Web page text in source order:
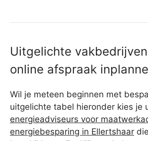
Uitgelichte
online afspraak
Wil je meteen beginnen met
uitgelichte tabel hieronder kies je
energieadviseurs voor
energiebesparing in Ellertshaar